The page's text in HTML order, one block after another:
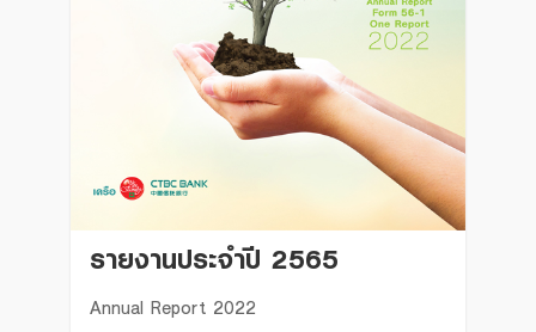
รายงานประจำปี 2565
Annual Report 2022